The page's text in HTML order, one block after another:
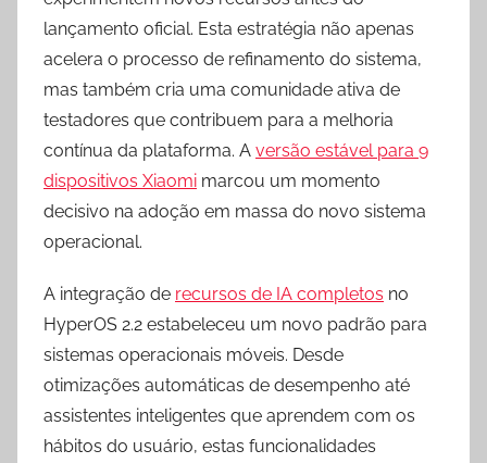
lançamento oficial. Esta estratégia não apenas
acelera o processo de refinamento do sistema,
mas também cria uma comunidade ativa de
testadores que contribuem para a melhoria
contínua da plataforma. A versão estável para 9
dispositivos Xiaomi marcou um momento
decisivo na adoção em massa do novo sistema
operacional.
A integração de recursos de IA completos no
HyperOS 2.2 estabeleceu um novo padrão para
sistemas operacionais móveis. Desde
otimizações automáticas de desempenho até
assistentes inteligentes que aprendem com os
hábitos do usuário, estas funcionalidades